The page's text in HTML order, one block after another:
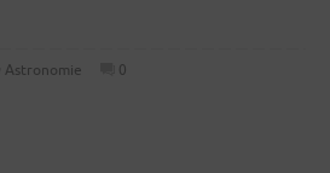
Astronomie 0